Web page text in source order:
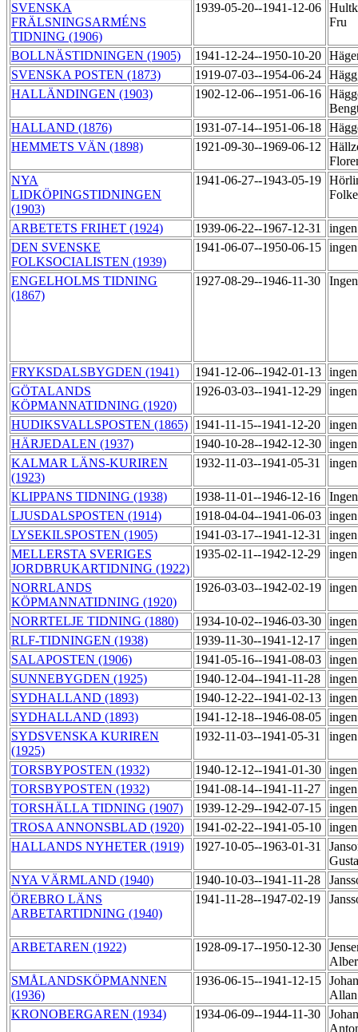
SVENSKA
FRÄLSNINGSARMÉNS
TIDNING (1906)
1939-05-20--1941-12-06
Fru
BOLLNÄSTIDNINGEN (1905) 1941-12-24--1950-10-20
SVENSKA POSTEN (1873)
1919-07-03--1954-06-24
HALLÄNDINGEN (1903)
1902-12-06--1951-06-16
HALLAND (1876)
1931-07-14--1951-06-18
HEMMETS VÄN (1898)
1921-09-30--1969-06-12
NYA
LIDKÖPINGSTIDNINGEN
(1903)
1941-06-27--1943-05-19
ARBETETS FRIHET (1924) 1939-06-22--1967-12-31
DEN SVENSKE
FOLKSOCIALISTEN (1939)
1941-06-07--1950-06-15
ENGELHOLMS TIDNING
(1867)
1927-08-29--1946-11-30
FRYKSDALSBYGDEN (1941) 1941-12-06--1942-01-13
GÖTALANDS
KÖPMANNATIDNING (1920)
1926-03-03--1941-12-29
HUDIKSVALLSPOSTEN (1865) 1941-11-15--1941-12-20
HÄRJEDALEN (1937)
1940-10-28--1942-12-30
KALMAR LÄNS-KURIREN
(1923)
1932-11-03--1941-05-31
KLIPPANS TIDNING (1938) 1938-11-01--1946-12-16
LJUSDALSPOSTEN (1914)
1918-04-04--1941-06-03
LYSEKILSPOSTEN (1905)
1941-03-17--1941-12-31
MELLERSTA SVERIGES
JORDBRUKARTIDNING (1922)
1935-02-11--1942-12-29
NORRLANDS
KÖPMANNATIDNING (1920)
1926-03-03--1942-02-19
NORRTELJE TIDNING (1880) 1934-10-02--1946-03-30
RLF-TIDNINGEN (1938)
1939-11-30--1941-12-17
SALAPOSTEN (1906)
1941-05-16--1941-08-03
SUNNEBYGDEN (1925)
1940-12-04--1941-11-28
SYDHALLAND (1893)
1940-12-22--1941-02-13
SYDHALLAND (1893)
1941-12-18--1946-08-05
SYDSVENSKA KURIREN
(1925)
1932-11-03--1941-05-31
TORSBYPOSTEN (1932) 1940-12-12--1941-01-30
TORSBYPOSTEN (1932)
1941-08-14--1941-11-27
TORSHÄLLA TIDNING (1907)
1939-12-29--1942-07-15
TROSA ANNONSBLAD (1920)
1941-02-22--1941-05-10
HALLANDS NYHETER (1919)
1927-10-05--1963-01-31
NYA VÄRMLAND (1940)
1940-10-03--1941-11-28
ÖREBRO LÄNS
ARBETARTIDNING (1940)
1941-11-28--1947-02-19
ARBETAREN (1922) 1928-09-17--1950-12-30
SMÅLANDSKÖPMANNEN
(1936)
1936-06-15--1941-12-15
KRONOBERGAREN (1934)
1934-06-09--1944-11-30